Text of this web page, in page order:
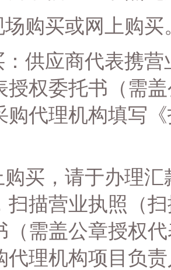
场购买或网上购买
供应商代表携
授权委托书（需
购代理机构填写
购买，请于办理
扫描营业执照（
（需盖公章授权
代理机构项目负